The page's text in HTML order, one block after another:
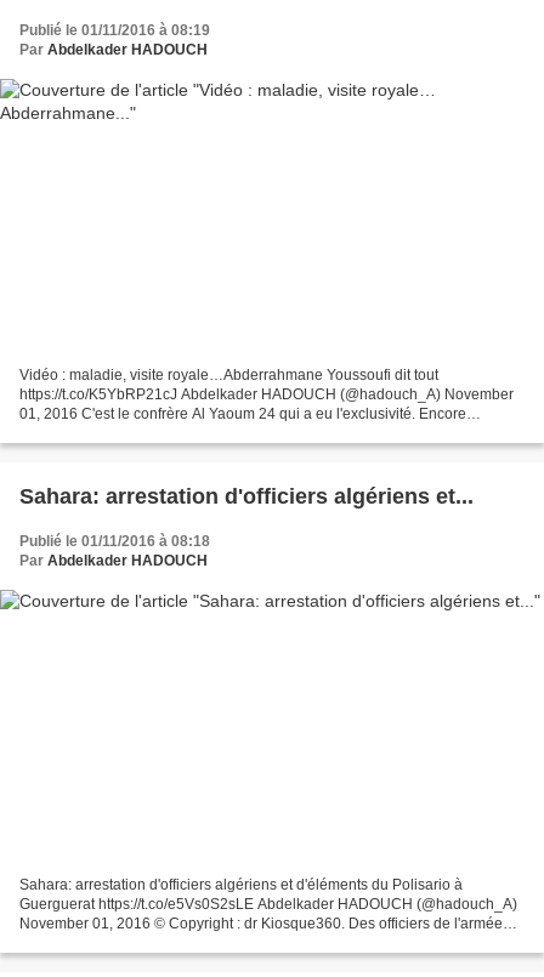
Publié le 01/11/2016 à 08:19
Par Abdelkader HADOUCH
Vidéo : maladie, visite royale…Abderrahmane Youssoufi dit tout
https://t.co/K5YbRP21cJ Abdelkader HADOUCH (@hadouch_A) November
01, 2016 C'est le confrère Al Yaoum 24 qui a eu l'exclusivité. Encore
Sahara: arrestation d'officiers algériens et...
Publié le 01/11/2016 à 08:18
Par Abdelkader HADOUCH
Sahara: arrestation d'officiers algériens et d'éléments du Polisario à
Guerguerat https://t.co/e5Vs0S2sLE Abdelkader HADOUCH (@hadouch_A)
November 01, 2016 © Copyright : dr Kiosque360. Des officiers de l'armée